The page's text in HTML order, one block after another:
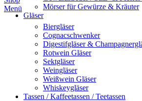
Menü
Mörser für Gewürze & Kräuter
Gläser
Biergläser
Cognacschwenker
Digestifgläser &
Rotwein Gläser
Sektgläser
Weingläser
Weißwein Gläser
Whiskeygläser
Tassen / Kaffeetassen / Teetassen